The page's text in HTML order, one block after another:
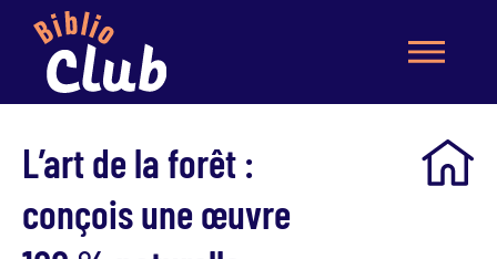
L’art de la forêt :
conçois une œuvre